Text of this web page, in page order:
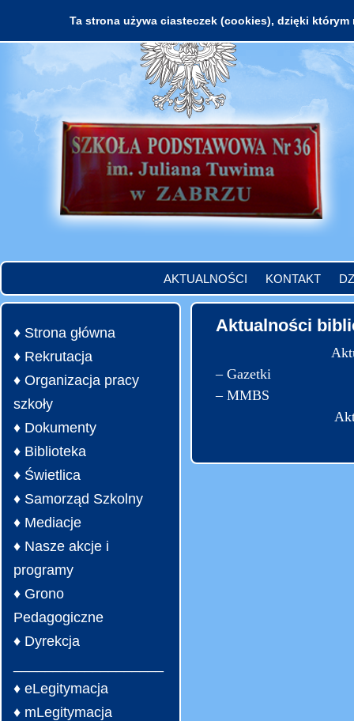
AKTUALNOŚCI KONTAKT
♦ Strona główna
♦ Rekrutacja
♦ Organizacja pracy
szkoły
♦ Dokumenty
♦ Biblioteka
♦ Świetlica
♦ Samorząd Szkolny
♦ Mediacje
♦ Nasze akcje i
programy
♦ Grono
Pedagogiczne
♦ Dyrekcja
♦ eLegitymacja
♦ mLegitymacja
Aktualności
– Gazetki
– MMBS
Ta strona używa ciasteczek (cookies), dzięki którym